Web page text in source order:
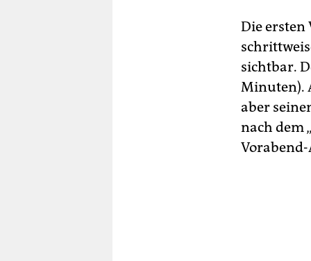
Die ersten
sichtbar.
Minuten).
aber
nach dem
Vorabend-